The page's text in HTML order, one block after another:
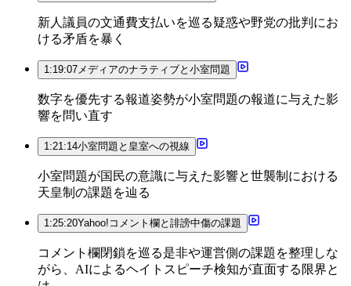
新人議員の文通費支払いを巡る疑惑や野党の批判にお
ける矛盾を暴く
1:19:07メディアのナラティブと小室問題
数字を優先する報道姿勢が小室問題の報道に与えた影
響を問い直す
1:21:14小室問題と皇室への視線
小室問題が国民の意識に与えた影響と世襲制における
天皇制の課題を辿る
1:25:20Yahoo!コメント欄と誹謗中傷の課題
コメント欄閉鎖を巡る是非や運営側の課題を整理しな
がら、AIによるヘイトスピーチ検知が直面する限界と